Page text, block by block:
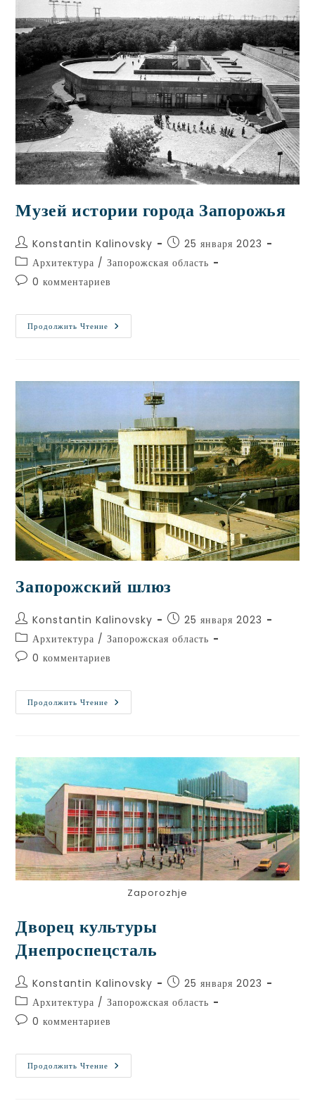
Музей истории города Запорожья
Konstantin Kalinovsky
25 января 2023
Архитектура / Запорожская область
0 комментариев
Продолжить Чтение
Запорожский шлюз
Konstantin Kalinovsky
25 января 2023
Архитектура / Запорожская область
0 комментариев
Продолжить Чтение
Zaporozhje
Дворец культуры
Днепроспецсталь
Konstantin Kalinovsky
25 января 2023
Архитектура / Запорожская область
0 комментариев
Продолжить Чтение